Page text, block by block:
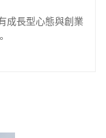
成長型心態與創業
。